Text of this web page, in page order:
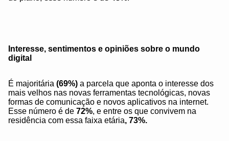
Interesse, sentimentos e opiniões sobre o mundo
digital
É majoritária (69%) a parcela que aponta o interesse dos
mais velhos nas novas ferramentas tecnológicas, novas
formas de comunicação e novos aplicativos na internet.
Esse número é de 72%, e entre os que convivem na
residência com essa faixa etária, 73%.